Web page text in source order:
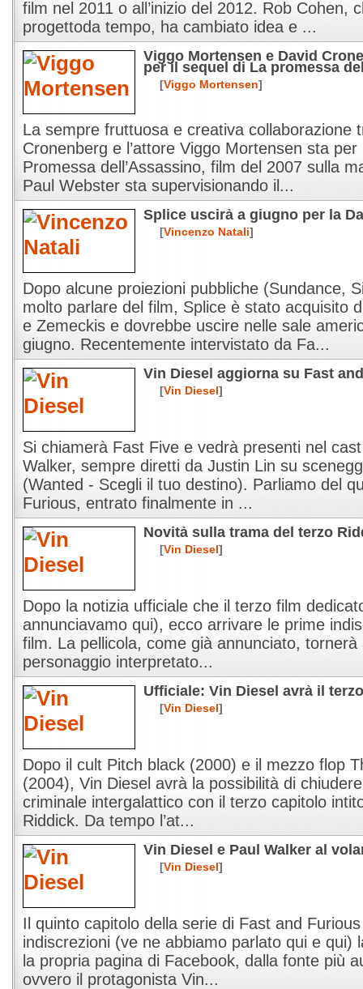
film nel 2011 o all’inizio del 2012. Rob Cohen,
progettoda tempo, ha cambiato idea e ...
Viggo Mortensen e David
per il sequel di La promessa
[Viggo Mortensen]
La sempre fruttuosa e creativa collaborazione
Cronenberg e l’attore Viggo Mortensen sta
Promessa dell’Assassino, film del 2007 sulla
Paul Webster sta supervisionando il...
Splice uscirà a giugno per la
[Vincenzo Natali]
Dopo alcune proiezioni pubbliche (Sundance,
molto parlare del film, Splice è stato acquisito
e Zemeckis e dovrebbe uscire nelle sale
giugno. Recentemente intervistato da Fa...
Vin Diesel aggiorna su Fast
[Vin Diesel]
Si chiamerà Fast Five e vedrà presenti nel
Walker, sempre diretti da Justin Lin su
(Wanted - Scegli il tuo destino). Parliamo del
Furious, entrato finalmente in ...
Novità sulla trama del terzo
[Vin Diesel]
Dopo la notizia ufficiale che il terzo film
annunciavamo qui), ecco arrivare le prime
film. La pellicola, come già annunciato,
personaggio interpretato...
Ufficiale: Vin Diesel avrà il
[Vin Diesel]
Dopo il cult Pitch black (2000) e il mezzo flop
(2004), Vin Diesel avrà la possibilità di
criminale intergalattico con il terzo capitolo
Riddick. Da tempo l’at...
Vin Diesel e Paul Walker al
[Vin Diesel]
Il quinto capitolo della serie di Fast and
indiscrezioni (ve ne abbiamo parlato qui e qui)
la propria pagina di Facebook, dalla fonte più
ovvero il protagonista Vin...